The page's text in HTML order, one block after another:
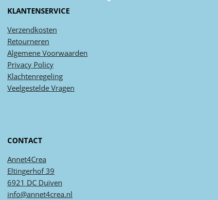
KLANTENSERVICE
Verzendkosten
Retourneren
Algemene Voorwaarden
Privacy Policy
Klachtenregeling
Veelgestelde Vragen
CONTACT
Annet4Crea
Eltingerhof 39
6921 DC Duiven
info@annet4crea.nl